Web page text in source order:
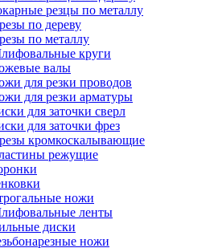
резцы по металлу
по дереву
по металлу
круги
валы
для резки проводов
для резки арматуры
для заточки сверл
для заточки фрез
кромкоскалывающие
режущие
ножи
ленты
диски
ножи